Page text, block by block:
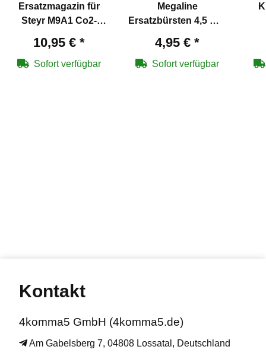
Ersatzmagazin für
Steyr M9A1 Co2-
10,95 € *
Sofort verfügbar
Megaline
Ersatzbürsten 4,5 mm
Druckluftwaffen
4,95 € *
Sofort verfügbar
Kontakt
4komma5 GmbH (4komma5.de)
Am Gabelsberg 7, 04808 Lossatal, Deutschland